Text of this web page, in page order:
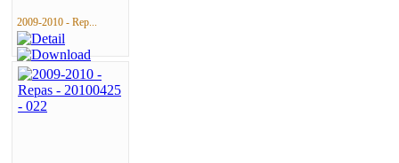
2009-2010 - Rep...